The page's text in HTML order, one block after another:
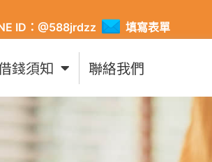
ID：@588jrdzz 填寫表單
錢須知 聯絡我們